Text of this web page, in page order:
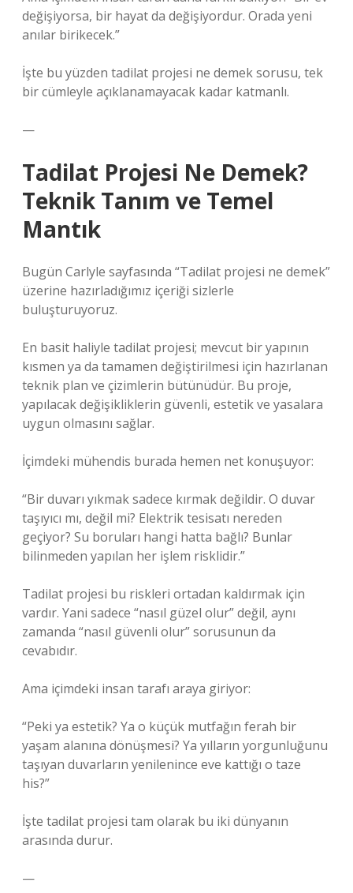
değişiyorsa, bir hayat da değişiyordur. Orada yeni
anılar birikecek.”
İşte bu yüzden tadilat projesi ne demek sorusu, tek
bir cümleyle açıklanamayacak kadar katmanlı.
—
Tadilat Projesi Ne Demek?
Teknik Tanım ve Temel
Mantık
Bugün Carlyle sayfasında “Tadilat projesi ne demek”
üzerine hazırladığımız içeriği sizlerle
buluşturuyoruz.
En basit haliyle tadilat projesi; mevcut bir yapının
kısmen ya da tamamen değiştirilmesi için hazırlanan
teknik plan ve çizimlerin bütünüdür. Bu proje,
yapılacak değişikliklerin güvenli, estetik ve yasalara
uygun olmasını sağlar.
İçimdeki mühendis burada hemen net konuşuyor:
“Bir duvarı yıkmak sadece kırmak değildir. O duvar
taşıyıcı mı, değil mi? Elektrik tesisatı nereden
geçiyor? Su boruları hangi hatta bağlı? Bunlar
bilinmeden yapılan her işlem risklidir.”
Tadilat projesi bu riskleri ortadan kaldırmak için
vardır. Yani sadece “nasıl güzel olur” değil, aynı
zamanda “nasıl güvenli olur” sorusunun da
cevabıdır.
Ama içimdeki insan tarafı araya giriyor:
“Peki ya estetik? Ya o küçük mutfağın ferah bir
yaşam alanına dönüşmesi? Ya yılların yorgunluğunu
taşıyan duvarların yenilenince eve kattığı o taze
his?”
İşte tadilat projesi tam olarak bu iki dünyanın
arasında durur.
—